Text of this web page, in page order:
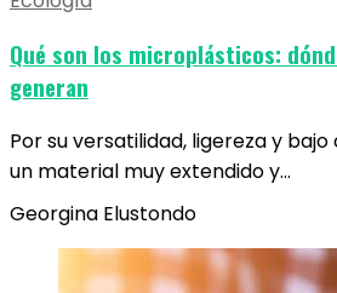
Qué son los microplásticos:
generan
Por su versatilidad, ligereza y
un material muy extendido y…
Georgina Elustondo